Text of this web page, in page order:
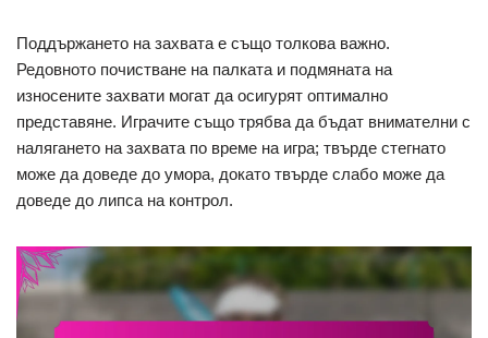
Поддържането на захвата е също толкова важно.
Редовното почистване на палката и подмяната на
износените захвати могат да осигурят оптимално
представяне. Играчите също трябва да бъдат внимателни с
налягането на захвата по време на игра; твърде стегнато
може да доведе до умора, докато твърде слабо може да
доведе до липса на контрол.